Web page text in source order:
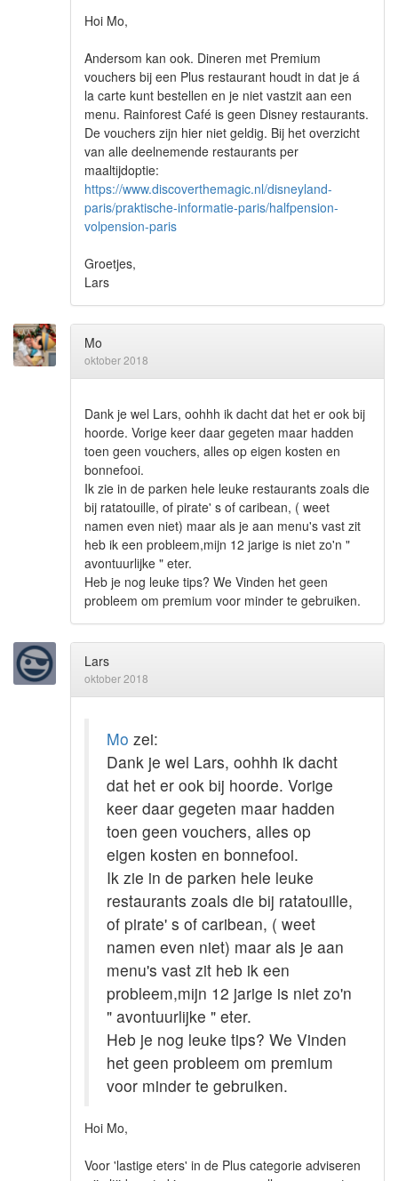
Hoi Mo,
Andersom kan ook. Dineren met Premium
vouchers bij een Plus restaurant houdt in dat je á
la carte kunt bestellen en je niet vastzit aan een
menu. Rainforest Café is geen Disney restaurants.
De vouchers zijn hier niet geldig. Bij het overzicht
van alle deelnemende restaurants per
maaltijdoptie:
https://www.discoverthemagic.nl/disneyland-
paris/praktische-informatie-paris/halfpension-
volpension-paris
Groetjes,
Lars
Mo
oktober 2018
Dank je wel Lars, oohhh ik dacht dat het er ook bij
hoorde. Vorige keer daar gegeten maar hadden
toen geen vouchers, alles op eigen kosten en
bonnefooi.
Ik zie in de parken hele leuke restaurants zoals die
bij ratatouille, of pirate' s of caribean, ( weet
namen even niet) maar als je aan menu's vast zit
heb ik een probleem,mijn 12 jarige is niet zo'n "
avontuurlijke " eter.
Heb je nog leuke tips? We Vinden het geen
probleem om premium voor minder te gebruiken.
Lars
oktober 2018
Mo zei:
Dank je wel Lars, oohhh ik dacht
dat het er ook bij hoorde. Vorige
keer daar gegeten maar hadden
toen geen vouchers, alles op
eigen kosten en bonnefooi.
Ik zie in de parken hele leuke
restaurants zoals die bij ratatouille,
of pirate' s of caribean, ( weet
namen even niet) maar als je aan
menu's vast zit heb ik een
probleem,mijn 12 jarige is niet zo'n
" avontuurlijke " eter.
Heb je nog leuke tips? We Vinden
het geen probleem om premium
voor minder te gebruiken.
Hoi Mo,
Voor 'lastige eters' in de Plus categorie adviseren